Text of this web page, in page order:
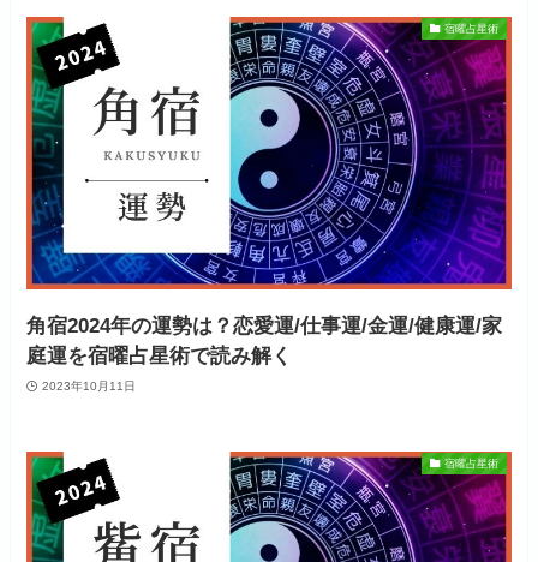
宿曜占星術
角宿2024年の運勢は？恋愛運/仕事運/金運/健康運/家
庭運を宿曜占星術で読み解く
2023年10月11日
宿曜占星術